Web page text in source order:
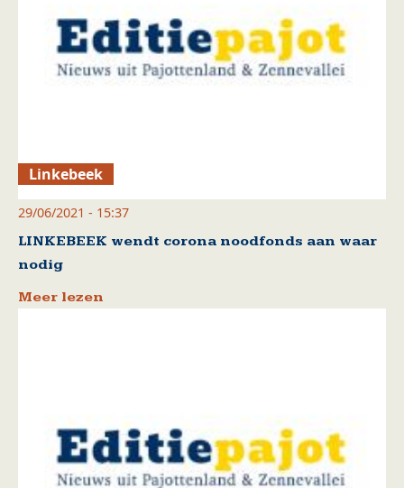
Linkebeek
29/06/2021 - 15:37
LINKEBEEK wendt corona noodfonds aan waar
nodig
Meer lezen